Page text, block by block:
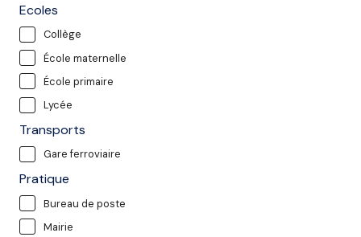
Ecoles
Collège
École maternelle
École primaire
Lycée
Transports
Gare ferroviaire
Pratique
Bureau de poste
Mairie